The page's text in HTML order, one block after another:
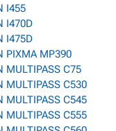
I455
I470D
I475D
PIXMA MP390
MULTIPASS C75
MULTIPASS C530
MULTIPASS C545
MULTIPASS C555